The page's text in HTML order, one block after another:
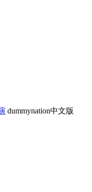
dummynation中文版